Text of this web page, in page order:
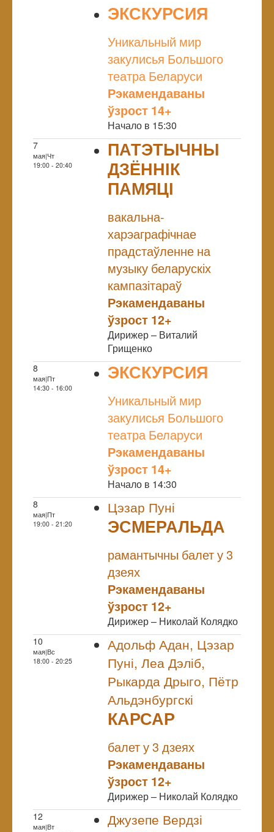
ЭКСКУРСИЯ
Уникальный мир
закулисья Большого
театра Беларуси
Рэкамендаваны
ўзрост 14+
Начало в 15:30
7
мая|Чт
19:00 - 20:40
ПАТЭТЫЧНЫ
ДЗЁННІК
ПАМЯЦІ
вакальна-
харэаграфічнае
прадстаўленне на
музыку беларускіх
кампазітараў
Рэкамендаваны
ўзрост 12+
Дирижер – Виталий
Грищенко
8
мая|Пт
14:30 - 16:00
ЭКСКУРСИЯ
Уникальный мир
закулисья Большого
театра Беларуси
Рэкамендаваны
ўзрост 14+
Начало в 14:30
8
мая|Пт
19:00 - 21:20
Цэзар Пуні
ЭСМЕРАЛЬДА
рамантычны балет у 3
дзеях
Рэкамендаваны
ўзрост 12+
Дирижер – Николай Колядко
10
мая|Вс
18:00 - 20:25
Адольф Адан, Цэзар
Пуні, Леа Дэліб,
Рыкарда Дрыго, Пётр
Альдэнбургскі
КАРСАР
балет у 3 дзеях
Рэкамендаваны
ўзрост 12+
Дирижер – Николай Колядко
12
мая|Вт
Джузепе Вердзі